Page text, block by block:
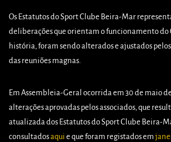
Os Estatutos do Sport Clube Beira-Mar
deliberações que orientam o funcionamento do
história, foram sendo alterados e ajustados
das reuniões magnas.
Em Assembleia-Geral ocorrida em 30 de maio
alterações aprovadas pelos associados, que
atualizada dos Estatutos do Sport Clube Beira-
consultadosaqui e que foram registados em